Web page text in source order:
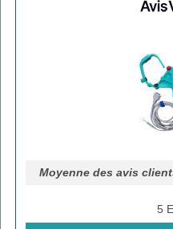
Moyenne des avis
5